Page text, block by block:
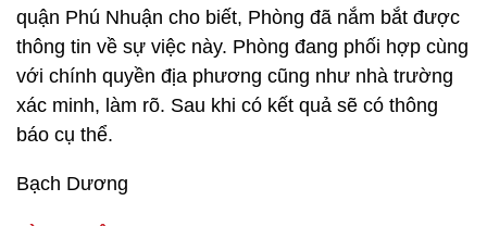
quận Phú Nhuận cho biết, Phòng đã nắm bắt được
thông tin về sự việc này. Phòng đang phối hợp cùng
với chính quyền địa phương cũng như nhà trường
xác minh, làm rõ. Sau khi có kết quả sẽ có thông
báo cụ thể.
Bạch Dương